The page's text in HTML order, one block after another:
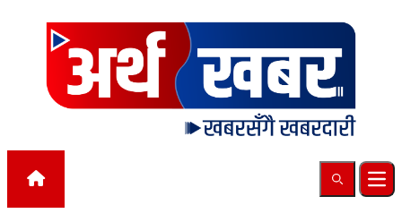
Skip to content
Search